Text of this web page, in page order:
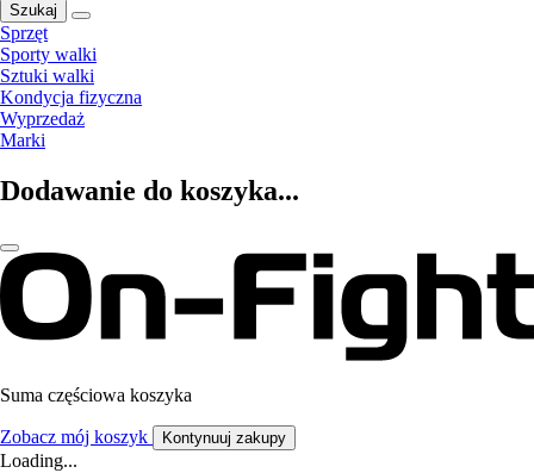
Szukaj
Sprzęt
Sporty walki
Sztuki walki
Kondycja fizyczna
Wyprzedaż
Marki
Dodawanie do koszyka...
Suma częściowa koszyka
Zobacz mój koszyk Kontynuuj zakupy
Loading...